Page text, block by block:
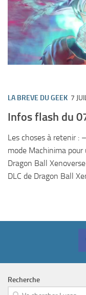
LA BREVE DU GEEK 7
Infos flash du
Les choses à retenir :
mode Machinima
Dragon Ball
DLC de Dragon Ball
Recherche